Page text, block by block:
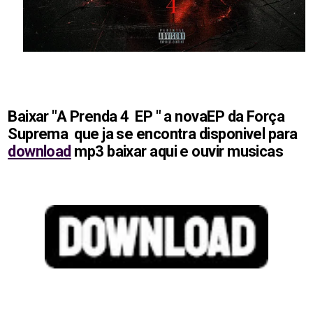
Baixar "A Prenda 4 EP " a novaEP da Força
Suprema que ja se encontra disponivel para
download mp3 baixar aqui e ouvir musicas